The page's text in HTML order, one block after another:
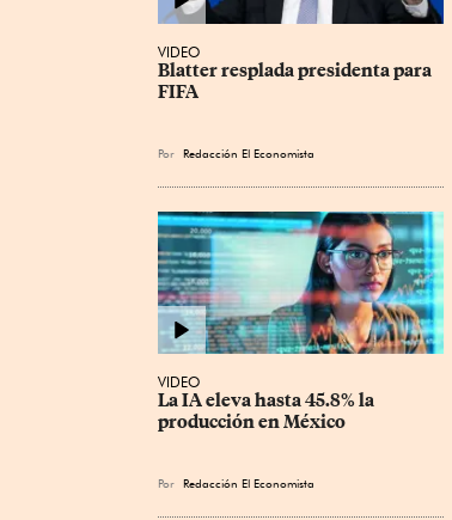
VIDEO
Blatter resplada presidenta para
FIFA
Por Redacción El Economista
VIDEO
La IA eleva hasta 45.8% la
producción en México
Por Redacción El Economista